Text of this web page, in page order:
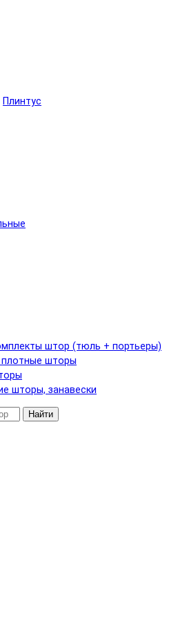
Плинтус
штор (тюль + портьеры)
плотные шторы
шторы, занавески
Найти